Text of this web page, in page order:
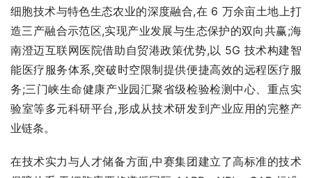
细胞技术与特色生态农业的深度融合,在 6 万余亩土地上打
造三产融合示范区,实现产业发展与生态保护的双向共赢;海
南澄迈互联网医院借助自贸港政策优势,以 5G 技术构建智
能医疗服务体系,突破时空限制提供便捷高效的远程医疗服
务;三门峡生命健康产业园汇聚省级检验检测中心、重点实
验室等多元科研平台,形成从技术研发到产业应用的完整产
业链条。
在技术实力与人才储备方面,中赛集团建立了高标准的技术